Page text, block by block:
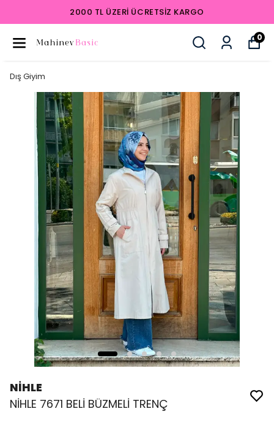
2000 TL ÜZERI ÜCRETSIZ KARGO
0
Dış Giyim
NİHLE
NİHLE 7671 BELİ BÜZMELİ TRENÇ